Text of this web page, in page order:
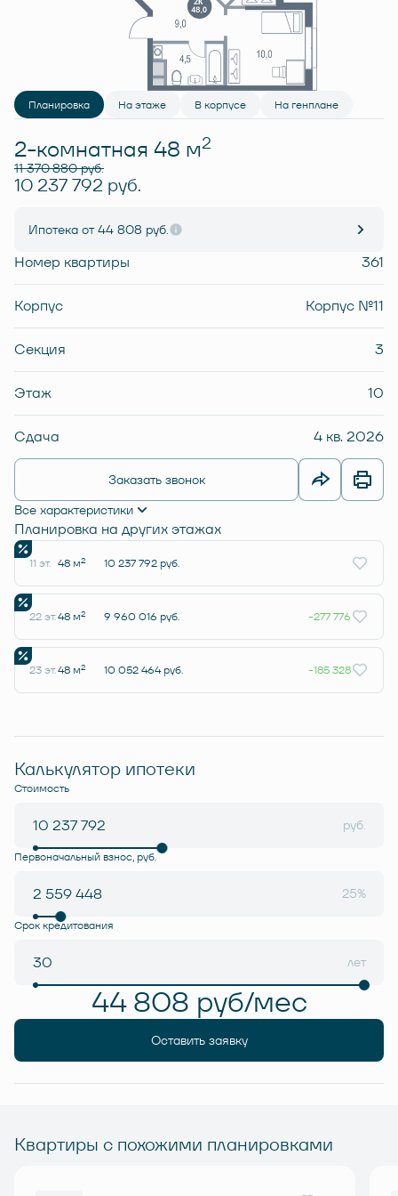
Планировка На этаже В корпусе На генплане
2-комнатная 48 м2
11 370 880 руб.
10 237 792 руб.
Ипотека от 44 808 руб.
Номер квартиры 361
Корпус Корпус №11
Секция 3
Этаж 10
Сдача 4 кв. 2026
Заказать звонок
Все характеристики
Планировка на других этажах
11 эт. 48 м2 10 237 792 руб.
22 эт.48 м2 9 960 016 руб. -277 776
23 эт.48 м2 10 052 464 руб. -185 328
Калькулятор ипотеки
Стоимость
руб.
Первоначальный взнос, руб.
25%
Срок кредитования
лет
44 808 руб/мес
Оставить заявку
Квартиры с похожими планировками